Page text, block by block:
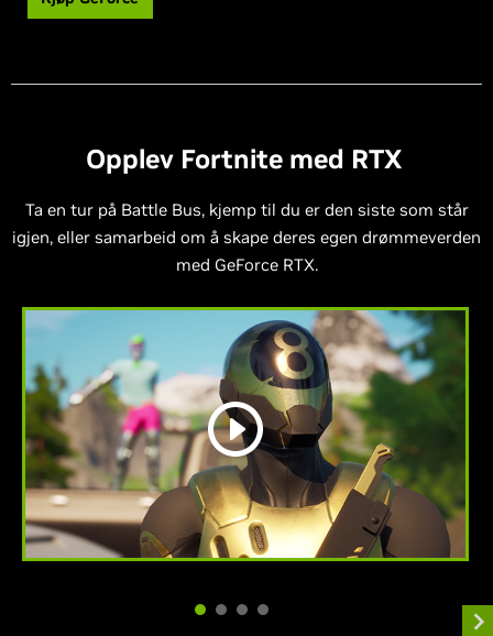
Opplev Fortnite med RTX
Ta en tur på Battle Bus, kjemp til du er den siste som står
igjen, eller samarbeid om å skape deres egen drømmeverden
med GeForce RTX.